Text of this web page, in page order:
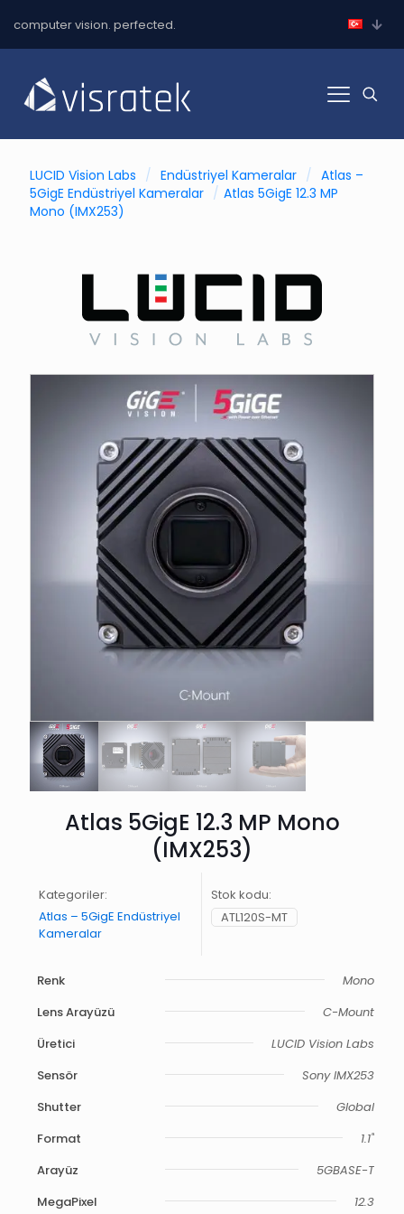
computer vision. perfected.
LUCID Vision Labs / Endüstriyel Kameralar / Atlas –
5GigE Endüstriyel Kameralar / Atlas 5GigE 12.3 MP
Mono (IMX253)
Atlas 5GigE 12.3 MP Mono
(IMX253)
Kategoriler:
Atlas – 5GigE Endüstriyel
Kameralar
Stok kodu:
ATL120S-MT
Renk
Mono
Lens Arayüzü
C-Mount
Üretici
LUCID Vision Labs
Sensör
Sony IMX253
Shutter
Global
Format
1.1"
Arayüz
5GBASE-T
MegaPixel
12.3